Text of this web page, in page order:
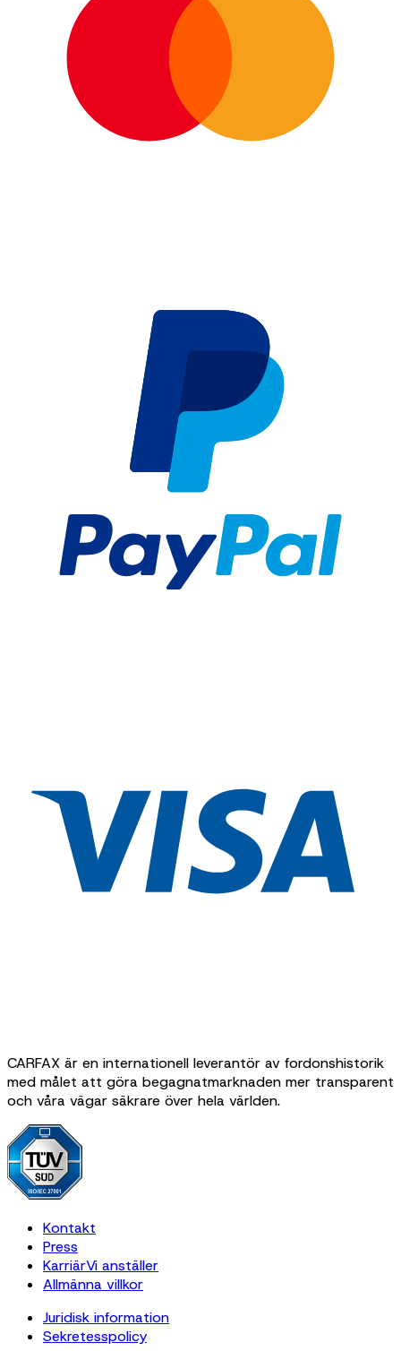
CARFAX är en internationell leverantör av fordonshistorik
med målet att göra begagnatmarknaden mer transparent
och våra vägar säkrare över hela världen.
Kontakt
Press
KarriärVi anställer
Allmänna villkor
Juridisk information
Sekretesspolicy